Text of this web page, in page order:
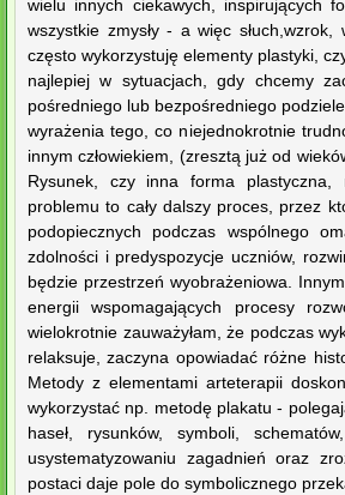
wielu innych ciekawych, inspirujących
wszystkie zmysły - a więc
często wykorzystuję elementy plastyki,
najlepiej w sytuacjach, gdy chcemy
pośredniego lub bezpośredniego
wyrażenia tego, co niejednokrotnie
innym człowiekiem, (zresztą już od
Rysunek, czy inna forma
problemu to cały dalszy proces, przez
podopiecznych podczas wspólnego
zdolności i predyspozycje uczniów,
będzie przestrzeń wyobrażeniowa.
energii wspomagających procesy
wielokrotnie zauważyłam, że podczas
relaksuje, zaczyna opowiadać różne
Metody z elementami arteterapii
wykorzystać np. metodę plakatu -
haseł, rysunków, symboli,
usystematyzowaniu zagadnień oraz
postaci daje pole do symbolicznego